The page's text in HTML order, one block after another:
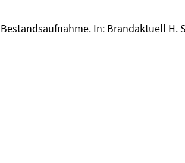
In: Brandaktuell H.